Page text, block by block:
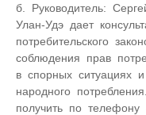
б. Руководитель:
Улан-Удэ дает
потребительского
соблюдения прав
в спорных ситуациях
народного
получить по телефону